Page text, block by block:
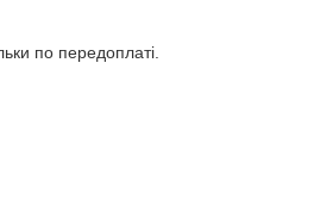
по передоплаті.